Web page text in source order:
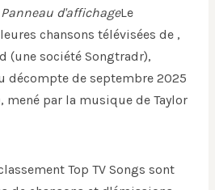
Panneau d'affichageLe
chansons télévisées de ,
(une société Songtradr),
décompte de septembre 2025
mené par la musique de Taylor
Top TV Songs sont